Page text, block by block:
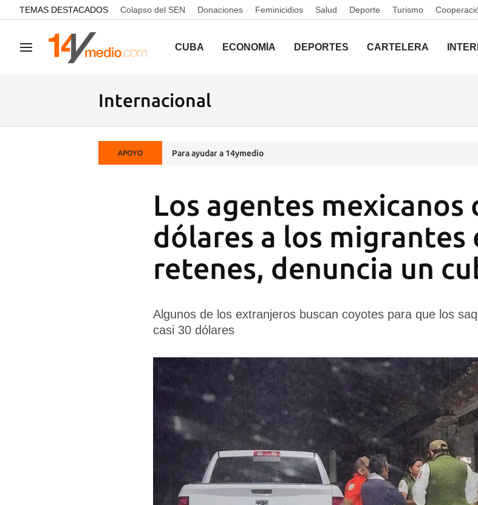
common.go-to-content
TEMAS DESTACADOS Colapso del SEN Donaciones Feminicidios Salud Deporte Turismo
Navegación CUBA ECONOMÍA DEPORTES CARTELERA
Internacional
APOYO Para ayudar a 14ymedio
Los agentes mexicanos
dólares a los migrantes
retenes, denuncia un
Algunos de los extranjeros buscan coyotes para que los
casi 30 dólares